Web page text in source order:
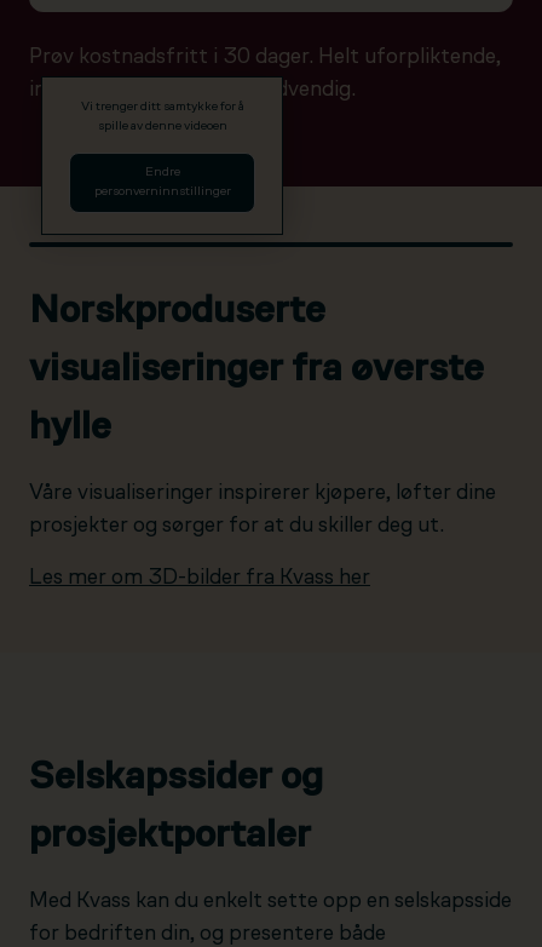
Prøv kostnadsfritt i 30 dager. Helt uforpliktende,
ingen betalingsdetaljer nødvendig.
Vi trenger ditt samtykke for å
spille av denne videoen
Endre
personverninnstillinger
Norskproduserte
visualiseringer fra øverste
hylle
Våre visualiseringer inspirerer kjøpere, løfter dine
prosjekter og sørger for at du skiller deg ut.
Les mer om 3D-bilder fra Kvass her
Selskapssider og
prosjektportaler
Med Kvass kan du enkelt sette opp en selskapsside
for bedriften din, og presentere både